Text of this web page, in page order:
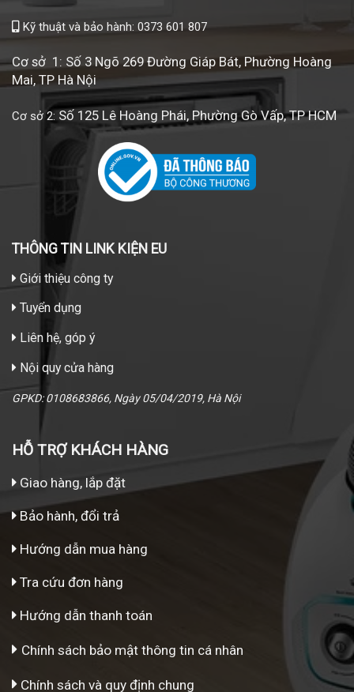
Kỹ thuật và bảo hành: 0373 601 807
Cơ sở 1: Số 3 Ngõ 269 Đường Giáp Bát, Phường Hoàng
Mai, TP Hà Nội
Cơ sở 2: Số 125 Lê Hoàng Phái, Phường Gò Vấp, TP HCM
THÔNG TIN LINK KIỆN EU
Giới thiệu công ty
Tuyển dụng
Liên hệ, góp ý
Nội quy cửa hàng
GPKD: 0108683866, Ngày 05/04/2019, Hà Nội
HỖ TRỢ KHÁCH HÀNG
Giao hàng, lắp đặt
Bảo hành, đổi trả
Hướng dẫn mua hàng
Tra cứu đơn hàng
Hướng dẫn thanh toán
Chính sách bảo mật thông tin cá nhân
Chính sách và quy định chung